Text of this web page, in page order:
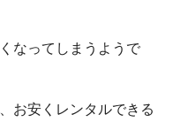
なってしまうようで
お安くレンタルできる